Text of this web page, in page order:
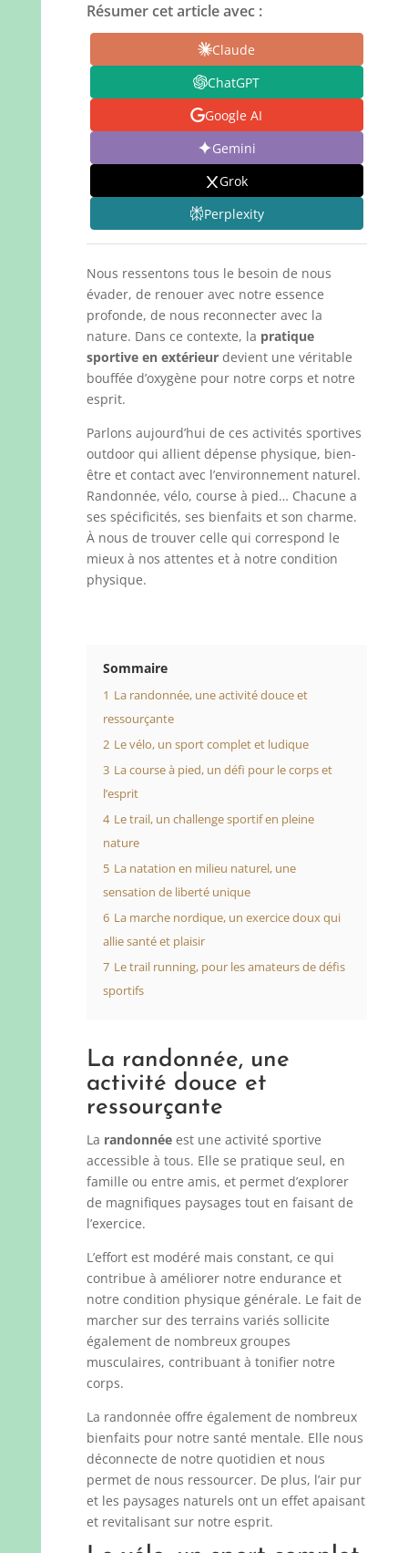
Résumer cet article avec :
Claude
ChatGPT
Google AI
Gemini
Grok
Perplexity
Nous ressentons tous le besoin de nous
évader, de renouer avec notre essence
profonde, de nous reconnecter avec la
nature. Dans ce contexte, la pratique
sportive en extérieurdevient une véritable
bouffée d’oxygène pour notre corps et notre
esprit.
Parlons aujourd’hui de ces activités sportives
outdoor qui allient dépense physique, bien-
être et contact avec l’environnement naturel.
Randonnée, vélo, course à pied… Chacune a
ses spécificités, ses bienfaits et son charme.
À nous de trouver celle qui correspond le
mieux à nos attentes et à notre condition
physique.
Sommaire
1 La randonnée, une activité douce et
ressourçante
2 Le vélo, un sport complet et ludique
3 La course à pied, un défi pour le corps et
l’esprit
4 Le trail, un challenge sportif en pleine
nature
5 La natation en milieu naturel, une
sensation de liberté unique
6 La marche nordique, un exercice doux qui
allie santé et plaisir
7 Le trail running, pour les amateurs de défis
sportifs
La randonnée, une
activité douce et
ressourçante
La randonnéeest une activité sportive
accessible à tous. Elle se pratique seul, en
famille ou entre amis, et permet d’explorer
de magnifiques paysages tout en faisant de
l’exercice.
L’effort est modéré mais constant, ce qui
contribue à améliorer notre endurance et
notre condition physique générale. Le fait de
marcher sur des terrains variés sollicite
également de nombreux groupes
musculaires, contribuant à tonifier notre
corps.
La randonnée offre également de nombreux
bienfaits pour notre santé mentale. Elle nous
déconnecte de notre quotidien et nous
permet de nous ressourcer. De plus, l’air pur
et les paysages naturels ont un effet apaisant
et revitalisant sur notre esprit.